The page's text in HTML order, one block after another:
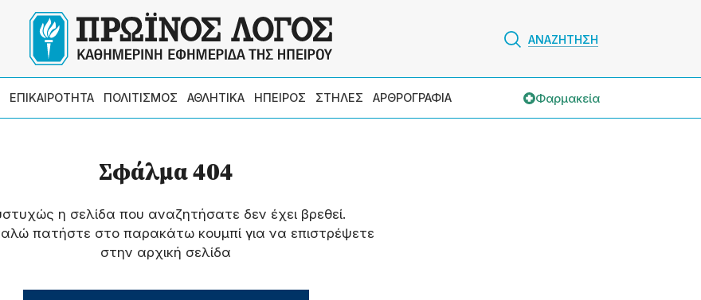
ΑΝΑΖΗΤΗΣΗ
ΕΠΙΚΑΙΡΟΤΗΤΑ ΠΟΛΙΤΙΣΜΟΣ ΑΘΛΗΤΙΚΑ ΗΠΕΙΡΟΣ ΣΤΗΛΕΣ ΑΡΘΡΟΓΡΑΦΙΑ Φαρμακεία
Σφάλμα 404
η σελίδα που αναζητήσατε δεν έχει βρεθεί.
πατήστε στο παρακάτω κουμπί για να επιστρέψετε
στην αρχική σελίδα